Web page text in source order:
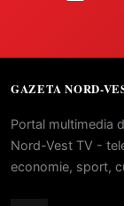
GAZETA NORD-
Portal multimedia
Nord-Vest TV -
economie, sport,